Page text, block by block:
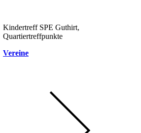
Kindertreff SPE Guthirt,
Quartiertreffpunkte
Vereine